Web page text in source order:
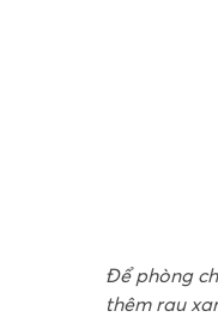
Để phòng
thêm rau